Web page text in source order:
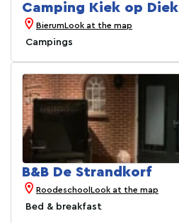
Camping Kiek op Diek
BierumLook at the map
Campings
B&B De Strandkorf
Roodeschool Look at the map
Bed & breakfast